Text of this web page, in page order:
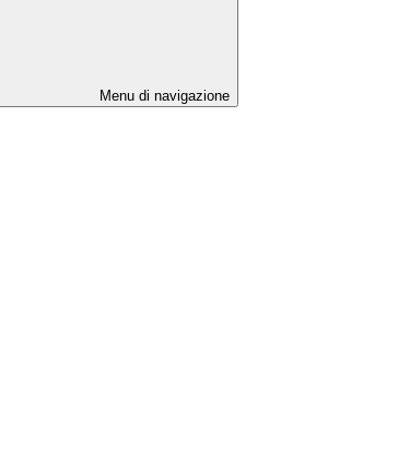
Menu di navigazione